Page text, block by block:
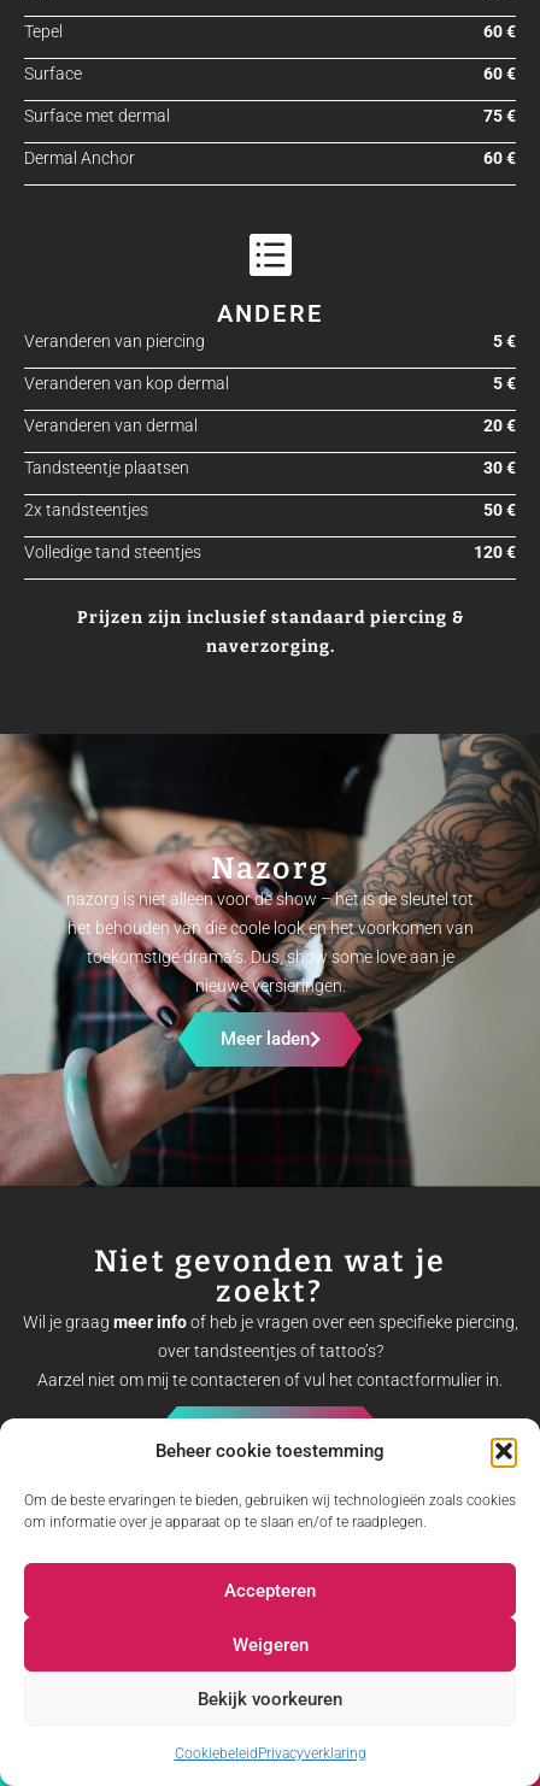
Beheer cookie toestemming
Om de beste ervaringen te bieden, gebruiken wij technologieën zoals cookies
om informatie over je apparaat op te slaan en/of te raadplegen.
Accepteren
Weigeren
Bekijk voorkeuren
CookiebeleidPrivacyverklaring
Tepel 60 €
Surface 60 €
Surface met dermal 75 €
Dermal Anchor 60 €
ANDERE
Veranderen van piercing 5 €
Veranderen van kop dermal 5 €
Veranderen van dermal 20 €
Tandsteentje plaatsen 30 €
2x tandsteentjes 50 €
Volledige tand steentjes 120 €
Prijzen zijn inclusief standaard piercing &
naverzorging.
Nazorg
nazorg is niet alleen voor de show – het is de sleutel tot
het behouden van die coole look en het voorkomen van
toekomstige drama’s. Dus, show some love aan je
nieuwe versieringen.
Meer laden
Niet gevonden wat je
zoekt?
Wil je graag meer infoof heb je vragen over een specifieke piercing,
over tandsteentjes of tattoo’s?
Aarzel niet om mij te contacteren of vul het contactformulier in.
Hoefsmidstraat 56
1840 Malderen
info@kikis.be